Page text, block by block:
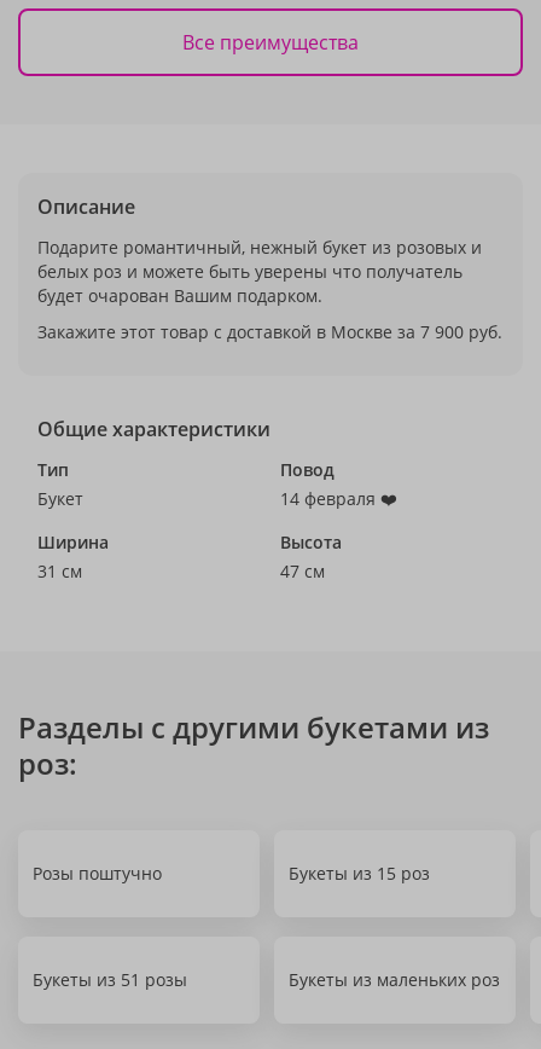
Все преимущества
Описание
Подарите романтичный, нежный букет из розовых и
белых роз и можете быть уверены что получатель
будет очарован Вашим подарком.
Закажите этот товар с доставкой в Москве за 7 900 руб.
Общие характеристики
Тип
Букет
Повод
14 февраля ❤️
Ширина
31 см
Высота
47 см
Разделы с другими букетами из
роз:
Розы поштучно Букеты из 15 роз
Букеты из 51 розы Букеты из маленьких роз